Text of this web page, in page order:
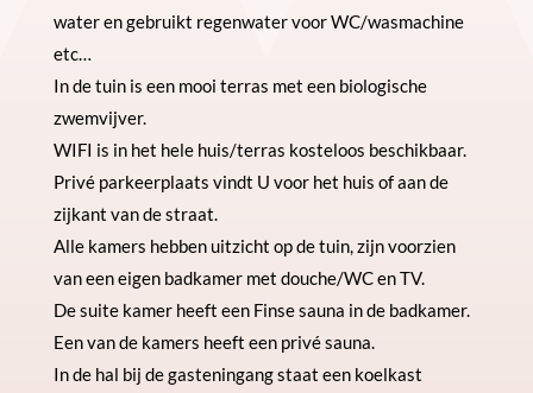
water en gebruikt regenwater voor WC/wasmachine
etc…
In de tuin is een mooi terras met een biologische
zwemvijver.
WIFI is in het hele huis/terras kosteloos beschikbaar.
Privé parkeerplaats vindt U voor het huis of aan de
zijkant van de straat.
Alle kamers hebben uitzicht op de tuin, zijn voorzien
van een eigen badkamer met douche/WC en TV.
De suite kamer heeft een Finse sauna in de badkamer.
Een van de kamers heeft een privé sauna.
In de hal bij de gasteningang staat een koelkast